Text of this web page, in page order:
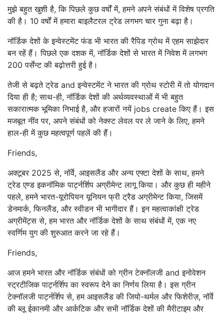
मुझे बहुत खुशी है, कि पिछले कुछ वर्षों में, हमने अपने संबंधों में विशेष प्रगति
की है। 10 वर्षों में हमारा बाइलैटरल ट्रेड लगभग चार गुना बढ़ा है।
नॉर्डिक देशों के इन्वेस्टमेंट फंड भी भारत की रैपिड ग्रोथ में एहम साझेदार
बन रहें हैं। पिछले एक दशक में, नॉर्डिक देशों से भारत में निवेश में लगभग
200 पर्सेन्ट की बढ़ोत्तरी हुई है।
तेजी से बढ़ते ट्रेड and इन्वेस्टमेंट ने भारत की ग्रोथ स्टोरी में तो योगदान
दिया ही है; साथ-ही, नॉर्डिक देशों की अर्थव्यवस्थाओं में भी बहुत
सकारात्मक भूमिका निभाई है, और हजारों नयें jobs create किए हैं। इस
मजबूत नींव पर, अपने संबंधों को नेक्स्ट लेवल पर ले जाने के लिए, हमने
हाल-ही में कुछ महत्वपूर्ण पहलें की हैं।
Friends,
अक्टूबर 2025 से, नॉर्वे, आइसलैंड और अन्य एफ्टा देशों के साथ, हमने
ट्रेड एण्ड इकनॉमिक पार्ट्नर्शिप अग्रीमेन्ट लागू किया। और कुछ ही महीने
पहले, हमने भारत-यूरोपियन यूनियन फ्री ट्रैड अग्रीमेन्ट किया, जिसमें
डेनमार्क, फिनलैंड, और स्वीडन भी भागीदार हैं। इन महत्वाकांक्षी ट्रेड
अग्रीमेंट्स से, हम भारत और नॉर्डिक देशों के साथ संबंधों में, एक नए
स्वर्णिम युग की शुरुआत करने जा रहे हैं।
Friends,
आज हमने भारत और नॉर्डिक संबंधों को ग्रीन टेक्नॉलजी and इनोवेशन
स्ट्रटीजिक पार्ट्नर्शिप का स्वरूप देने का निर्णय लिया है। इस ग्रीन
टेक्नॉलजी पार्ट्नर्शिप से, हम आइसलैंड की जियो-थर्मल और फिशेरीज़, नॉर्वे
की ब्लू ईकानमी और आर्कटिक और सभी नॉर्डिक देशों की मैरीटाइम और